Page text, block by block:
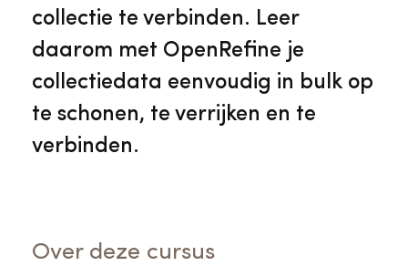
Bekijk alle diensten
Bekijk meer over ons
collectie te verbinden. Leer
daarom met OpenRefine je
collectiedata eenvoudig in bulk op
te schonen, te verrijken en te
verbinden.
Over deze cursus